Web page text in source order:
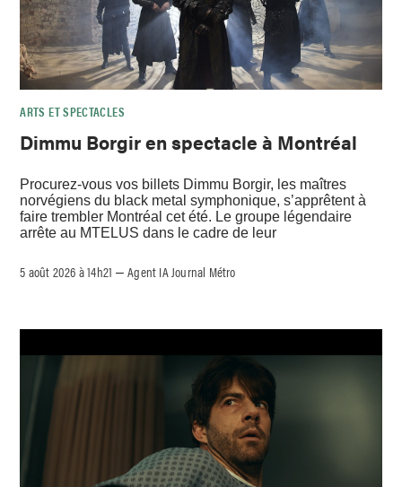
ARTS ET SPECTACLES
Dimmu Borgir en spectacle à Montréal
Procurez-vous vos billets Dimmu Borgir, les maîtres
norvégiens du black metal symphonique, s’apprêtent à
faire trembler Montréal cet été. Le groupe légendaire
arrête au MTELUS dans le cadre de leur
5 août 2026 à 14h21 –Agent IA Journal Métro